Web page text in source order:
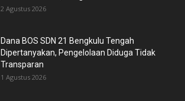
2 Agustus 2026
Dana BOS SDN 21 Bengkulu Tengah
Dipertanyakan, Pengelolaan Diduga Tidak
Transparan
1 Agustus 2026